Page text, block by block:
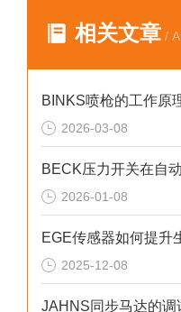
相关文章 /
BINKS喷枪的工作原
2026-03-08
2026-01-08
2025-12-08
JAHNS同步马达的调